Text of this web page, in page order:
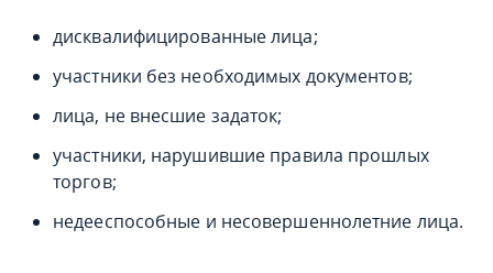
дисквалифицированные лица;
участники без необходимых документов;
лица, не внесшие задаток;
участники, нарушившие правила прошлых
торгов;
недееспособные и несовершеннолетние лица.